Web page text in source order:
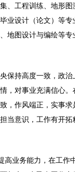
、工程训练、地形
业设计（论文）等
地图设计与编绘等专
保持高度一致，政
，对事业充满信心
，作风端正，实事
当意识，工作有开拓
高业务能力，在工作